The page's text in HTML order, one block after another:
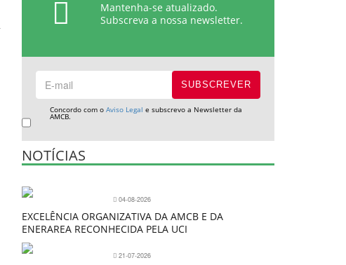
Mantenha-se atualizado.
Subscreva a nossa newsletter.
Concordo com o Aviso Legal e subscrevo a Newsletter da
AMCB.
NOTÍCIAS
04-08-2026
EXCELÊNCIA ORGANIZATIVA DA AMCB E DA
ENERAREA RECONHECIDA PELA UCI
21-07-2026